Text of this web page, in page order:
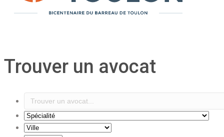
Trouver un avocat